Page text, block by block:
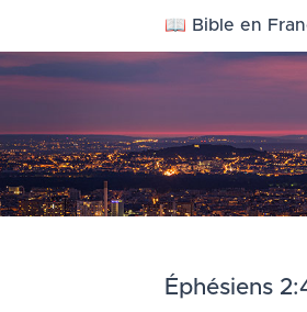
📖 Bible en
Éphésiens